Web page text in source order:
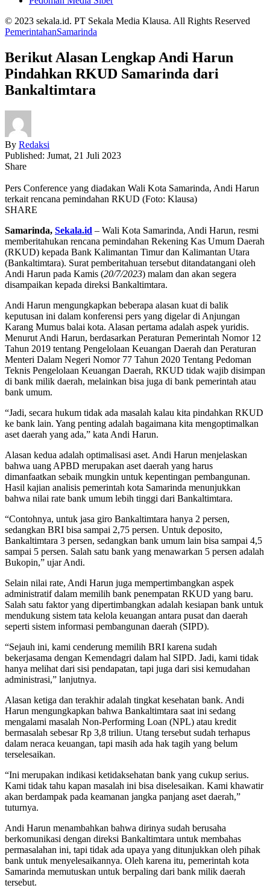
© 2023 sekala.id. PT Sekala Media Klausa. All Rights Reserved
PemerintahanSamarinda
Berikut Alasan Lengkap Andi Harun
Pindahkan RKUD Samarinda dari
Bankaltimtara
By Redaksi
Published: Jumat, 21 Juli 2023
Share
Pers Conference yang diadakan Wali Kota Samarinda, Andi Harun
terkait rencana pemindahan RKUD (Foto: Klausa)
SHARE
Samarinda, Sekala.id – Wali Kota Samarinda, Andi Harun, resmi
memberitahukan rencana pemindahan Rekening Kas Umum Daerah
(RKUD) kepada Bank Kalimantan Timur dan Kalimantan Utara
(Bankaltimtara). Surat pemberitahuan tersebut ditandatangani oleh
Andi Harun pada Kamis (20/7/2023) malam dan akan segera
disampaikan kepada direksi Bankaltimtara.
Andi Harun mengungkapkan beberapa alasan kuat di balik
keputusan ini dalam konferensi pers yang digelar di Anjungan
Karang Mumus balai kota. Alasan pertama adalah aspek yuridis.
Menurut Andi Harun, berdasarkan Peraturan Pemerintah Nomor 12
Tahun 2019 tentang Pengelolaan Keuangan Daerah dan Peraturan
Menteri Dalam Negeri Nomor 77 Tahun 2020 Tentang Pedoman
Teknis Pengelolaan Keuangan Daerah, RKUD tidak wajib disimpan
di bank milik daerah, melainkan bisa juga di bank pemerintah atau
bank umum.
“Jadi, secara hukum tidak ada masalah kalau kita pindahkan RKUD
ke bank lain. Yang penting adalah bagaimana kita mengoptimalkan
aset daerah yang ada,” kata Andi Harun.
Alasan kedua adalah optimalisasi aset. Andi Harun menjelaskan
bahwa uang APBD merupakan aset daerah yang harus
dimanfaatkan sebaik mungkin untuk kepentingan pembangunan.
Hasil kajian analisis pemerintah kota Samarinda menunjukkan
bahwa nilai rate bank umum lebih tinggi dari Bankaltimtara.
“Contohnya, untuk jasa giro Bankaltimtara hanya 2 persen,
sedangkan BRI bisa sampai 2,75 persen. Untuk deposito,
Bankaltimtara 3 persen, sedangkan bank umum lain bisa sampai 4,5
sampai 5 persen. Salah satu bank yang menawarkan 5 persen adalah
Bukopin,” ujar Andi.
Selain nilai rate, Andi Harun juga mempertimbangkan aspek
administratif dalam memilih bank penempatan RKUD yang baru.
Salah satu faktor yang dipertimbangkan adalah kesiapan bank untuk
mendukung sistem tata kelola keuangan antara pusat dan daerah
seperti sistem informasi pembangunan daerah (SIPD).
“Sejauh ini, kami cenderung memilih BRI karena sudah
bekerjasama dengan Kemendagri dalam hal SIPD. Jadi, kami tidak
hanya melihat dari sisi pendapatan, tapi juga dari sisi kemudahan
administrasi,” lanjutnya.
Alasan ketiga dan terakhir adalah tingkat kesehatan bank. Andi
Harun mengungkapkan bahwa Bankaltimtara saat ini sedang
mengalami masalah Non-Performing Loan (NPL) atau kredit
bermasalah sebesar Rp 3,8 triliun. Utang tersebut sudah terhapus
dalam neraca keuangan, tapi masih ada hak tagih yang belum
terselesaikan.
“Ini merupakan indikasi ketidaksehatan bank yang cukup serius.
Kami tidak tahu kapan masalah ini bisa diselesaikan. Kami khawatir
akan berdampak pada keamanan jangka panjang aset daerah,”
tuturnya.
Andi Harun menambahkan bahwa dirinya sudah berusaha
berkomunikasi dengan direksi Bankaltimtara untuk membahas
permasalahan ini, tapi tidak ada upaya yang ditunjukkan oleh pihak
bank untuk menyelesaikannya. Oleh karena itu, pemerintah kota
Samarinda memutuskan untuk berpaling dari bank milik daerah
tersebut.